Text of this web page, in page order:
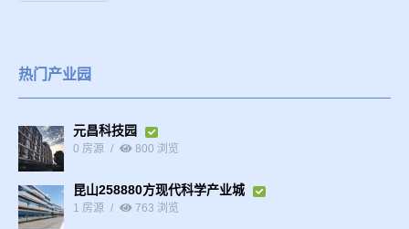
热门产业园
元昌科技园
0 房源 800 浏览
昆山258880方现代科学产业城
1 房源 763 浏览